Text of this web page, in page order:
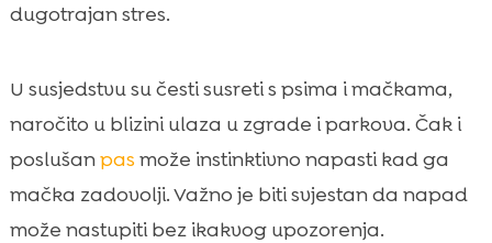
dugotrajan stres.
U susjedstvu su česti susreti s psima i mačkama,
naročito u blizini ulaza u zgrade i parkova. Čak i
poslušanpas može instinktivno napasti kad ga
mačka zadovolji. Važno je biti svjestan da napad
može nastupiti bez ikakvog upozorenja.